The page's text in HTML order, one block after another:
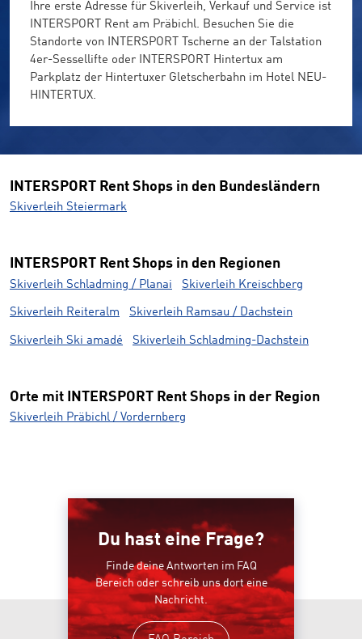
Ihre erste Adresse für Skiverleih, Verkauf und Service ist
INTERSPORT Rent am Präbichl. Besuchen Sie die
Standorte von INTERSPORT Tscherne an der Talstation
4er-Sessellifte oder INTERSPORT Hintertux am
Parkplatz der Hintertuxer Gletscherbahn im Hotel NEU-
HINTERTUX.
INTERSPORT Rent Shops in den Bundesländern
Skiverleih Steiermark
INTERSPORT Rent Shops in den Regionen
Skiverleih Schladming / Planai Skiverleih Kreischberg
Skiverleih Reiteralm Skiverleih Ramsau / Dachstein
Skiverleih Ski amadé Skiverleih Schladming-Dachstein
Orte mit INTERSPORT Rent Shops in der Region
Skiverleih Präbichl / Vordernberg
Du hast eine Frage?
Finde deine Antworten im FAQ
Bereich oder schreib uns dort eine
Nachricht.